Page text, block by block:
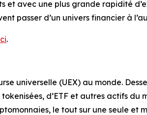
et avec une plus grande rapidité
passer d’un univers financier à
.
universelle (UEX) au monde.
d’ETF et autres actifs
le tout sur une seule et